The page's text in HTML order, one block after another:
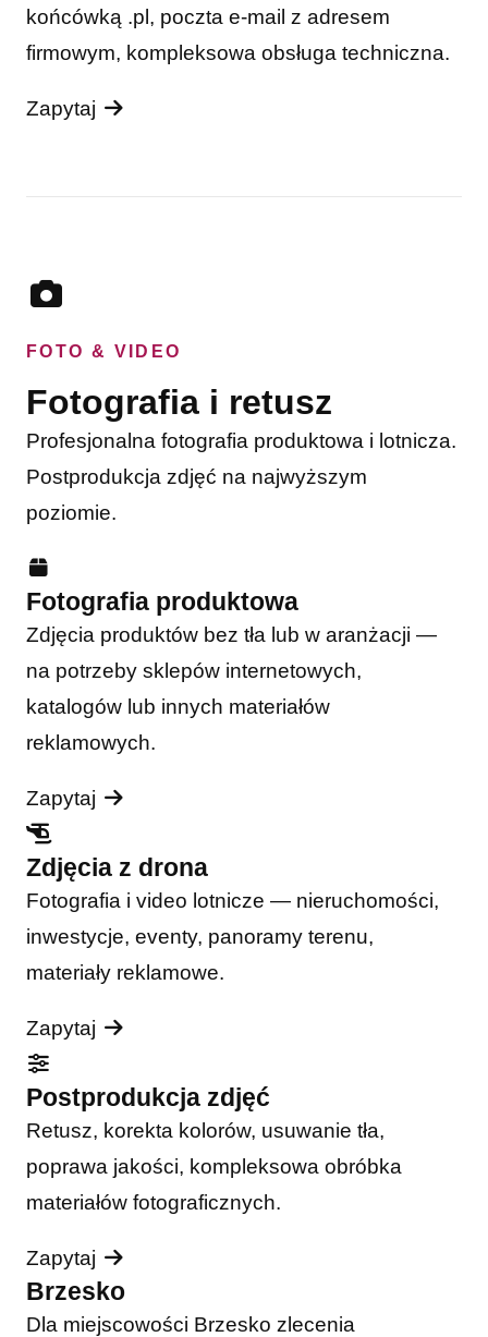
końcówką .pl, poczta e-mail z adresem
firmowym, kompleksowa obsługa techniczna.
Zapytaj
FOTO & VIDEO
Fotografia i retusz
Profesjonalna fotografia produktowa i lotnicza.
Postprodukcja zdjęć na najwyższym
poziomie.
Fotografia produktowa
Zdjęcia produktów bez tła lub w aranżacji —
na potrzeby sklepów internetowych,
katalogów lub innych materiałów
reklamowych.
Zapytaj
Zdjęcia z drona
Fotografia i video lotnicze — nieruchomości,
inwestycje, eventy, panoramy terenu,
materiały reklamowe.
Zapytaj
Postprodukcja zdjęć
Retusz, korekta kolorów, usuwanie tła,
poprawa jakości, kompleksowa obróbka
materiałów fotograficznych.
Zapytaj
Brzesko
Dla miejscowości Brzesko zlecenia